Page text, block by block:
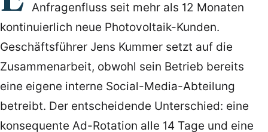
Anfragenfluss seit mehr als 12 Monaten
kontinuierlich neue Photovoltaik-Kunden.
Geschäftsführer Jens Kummer setzt auf die
Zusammenarbeit, obwohl sein Betrieb bereits
eine eigene interne Social-Media-Abteilung
betreibt. Der entscheidende Unterschied: eine
konsequente Ad-Rotation alle 14 Tage und eine